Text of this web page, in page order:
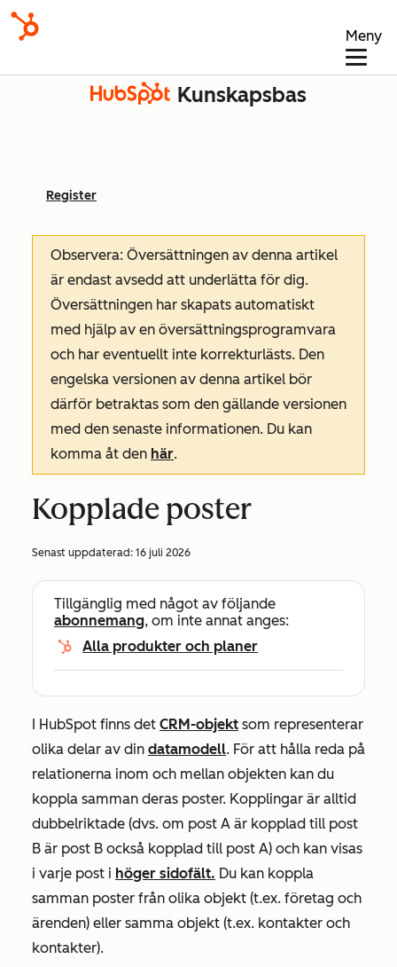
Meny
Kunskapsbas
Register
Observera: Översättningen av denna artikel
är endast avsedd att underlätta för dig.
Översättningen har skapats automatiskt
med hjälp av en översättningsprogramvara
och har eventuellt inte korrekturlästs. Den
engelska versionen av denna artikel bör
därför betraktas som den gällande versionen
med den senaste informationen. Du kan
komma åt den här.
Kopplade poster
Senast uppdaterad: 16 juli 2026
Tillgänglig med något av följande
abonnemang, om inte annat anges:
Alla produkter och planer
I HubSpot finns det CRM-objekt som representerar
olika delar av din datamodell. För att hålla reda på
relationerna inom och mellan objekten kan du
koppla samman deras poster. Kopplingar är alltid
dubbelriktade (dvs. om post A är kopplad till post
B är post B också kopplad till post A) och kan visas
i varje post i höger sidofält. Du kan koppla
samman poster från olika objekt (t.ex. företag och
ärenden) eller samma objekt (t.ex. kontakter och
kontakter).